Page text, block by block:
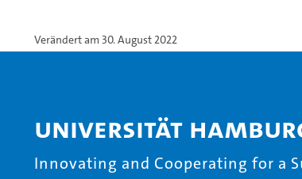
Verändert am 30. August 2022
Universität
Innovating and Cooperating for a